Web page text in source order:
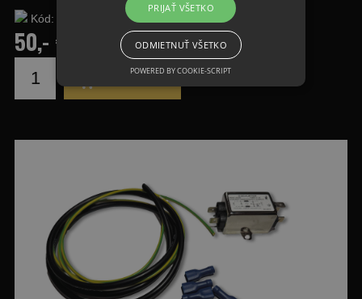
Kód:
50,- €
DO KOŠÍKA
PRIJAŤ VŠETKO
ODMIETNUŤ VŠETKO
POWERED BY COOKIE-SCRIPT